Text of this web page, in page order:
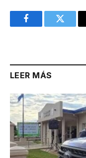
FacebookTwitter
LEER MÁS